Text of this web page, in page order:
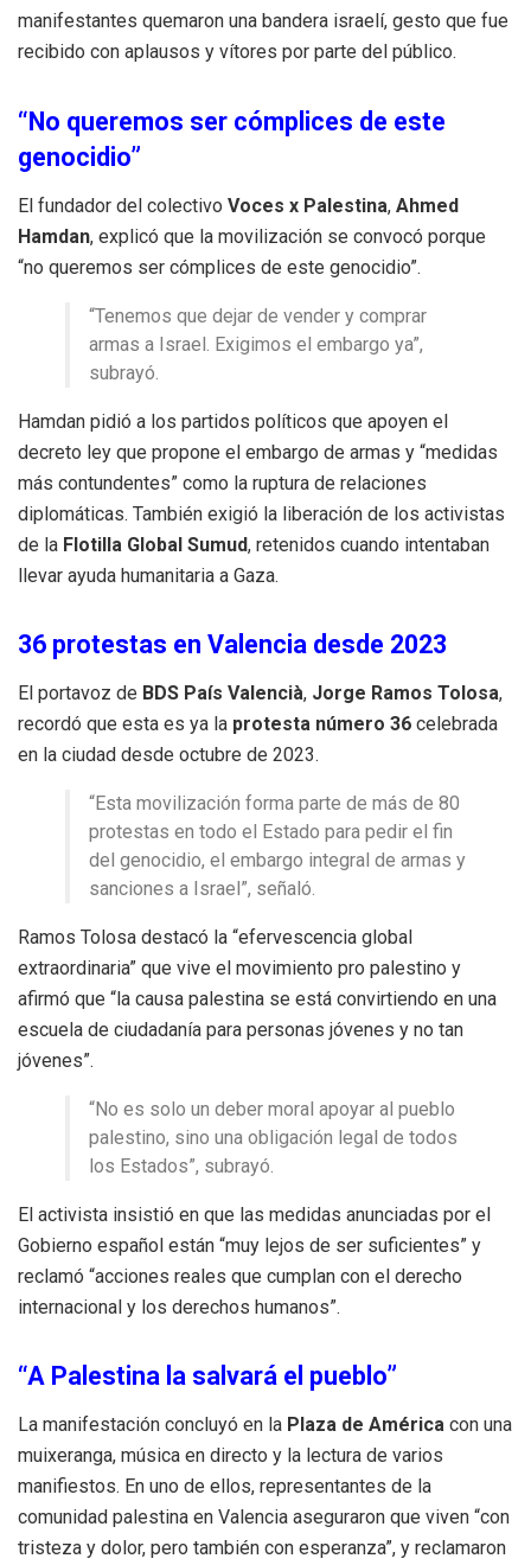
manifestantes quemaron una bandera israelí, gesto que fue
recibido con aplausos y vítores por parte del público.
“No queremos ser cómplices de este
genocidio”
El fundador del colectivo Voces x Palestina, Ahmed
Hamdan, explicó que la movilización se convocó porque
“no queremos ser cómplices de este genocidio”.
“Tenemos que dejar de vender y comprar
armas a Israel. Exigimos el embargo ya”,
subrayó.
Hamdan pidió a los partidos políticos que apoyen el
decreto ley que propone el embargo de armas y “medidas
más contundentes” como la ruptura de relaciones
diplomáticas. También exigió la liberación de los activistas
de la Flotilla Global Sumud, retenidos cuando intentaban
llevar ayuda humanitaria a Gaza.
36 protestas en Valencia desde 2023
El portavoz de BDS País Valencià, Jorge Ramos Tolosa,
recordó que esta es ya la protesta número 36 celebrada
en la ciudad desde octubre de 2023.
“Esta movilización forma parte de más de 80
protestas en todo el Estado para pedir el fin
del genocidio, el embargo integral de armas y
sanciones a Israel”, señaló.
Ramos Tolosa destacó la “efervescencia global
extraordinaria” que vive el movimiento pro palestino y
afirmó que “la causa palestina se está convirtiendo en una
escuela de ciudadanía para personas jóvenes y no tan
jóvenes”.
“No es solo un deber moral apoyar al pueblo
palestino, sino una obligación legal de todos
los Estados”, subrayó.
El activista insistió en que las medidas anunciadas por el
Gobierno español están “muy lejos de ser suficientes” y
reclamó “acciones reales que cumplan con el derecho
internacional y los derechos humanos”.
“A Palestina la salvará el pueblo”
La manifestación concluyó en la Plaza de América con una
muixeranga, música en directo y la lectura de varios
manifiestos. En uno de ellos, representantes de la
comunidad palestina en Valencia aseguraron que viven “con
tristeza y dolor, pero también con esperanza”, y reclamaron